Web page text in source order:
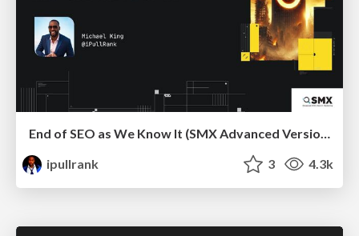
End of SEO as We Know It (SMX Advanced Version)
ipullrank
3 4.3k